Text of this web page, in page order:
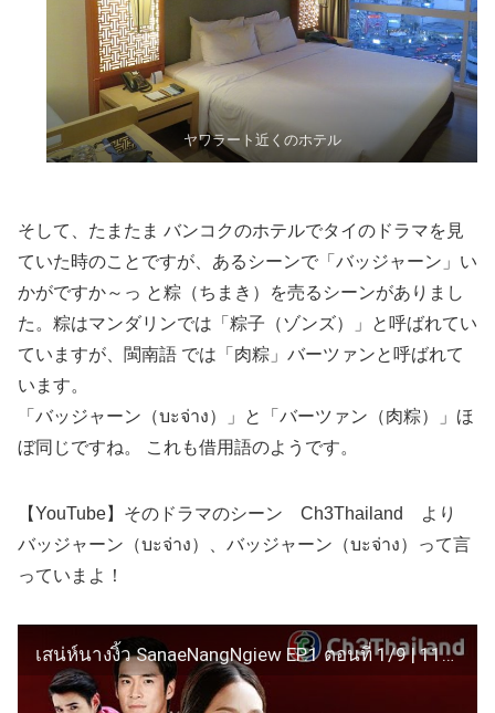
ヤワラート近くのホテル
そして、たまたま バンコクのホテルでタイのドラマを見
ていた時のことですが、あるシーンで「バッジャーン」い
かがですか～っ と粽（ちまき）を売るシーンがありまし
た。粽はマンダリンでは「粽子（ゾンズ）」と呼ばれてい
ていますが、閩南語 では「肉粽」バーツァンと呼ばれて
います。
「バッジャーン（บะจ่าง）」と「バーツァン（肉粽）」ほ
ぼ同じですね。 これも借用語のようです。
【YouTube】そのドラマのシーン Ch3Thailand より
バッジャーン（บะจ่าง）、バッジャーン（บะจ่าง）って言
っていまよ！
เสน่ห์นางงิ้ว SanaeNangNgiew EP.1 ตอนที่ 1/9 | 11-01-61 | Ch3Thailand